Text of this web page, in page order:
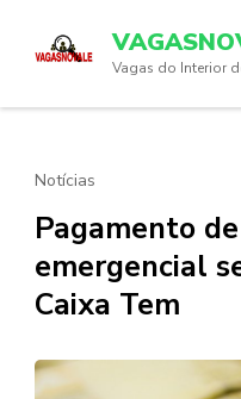
(Press
Vagas do Interior
Notícias
Pagamento
emergencial
Caixa Tem